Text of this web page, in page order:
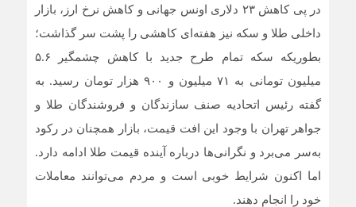
در پی کاهش ۲۳ دلاری اونس جهانی و کاهش نرخ ارز، بازار
داخلی طلا و سکه نیز هفته‌ای کاهشی را پشت سر گذاشت؛
بطوریکه سکه تمام طرح جدید با کاهش چشمگیر ۵.۶
میلیون تومانی به ۷۱ میلیون و ۹۰۰ هزار تومان رسید. به
گفته رئیس اتحادیه صنف سازندگان و فروشندگان طلا و
جواهر تهران با وجود این افت قیمت، بازار همچنان در رکود
به‌سر می‌برد و نگرانی‌ها درباره آینده قیمت طلا ادامه دارد.
اما اکنون شرایط خوبی است و مردم می‌توانند معاملات
خود را انجام دهند.